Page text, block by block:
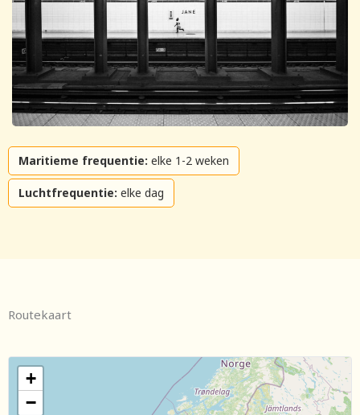
Maritieme frequentie: elke 1-2 weken
Luchtfrequentie: elke dag
Routekaart
+
−